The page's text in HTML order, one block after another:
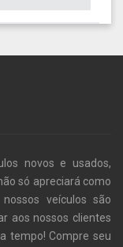
novos e usados,
só apreciará como
veículos são
aos nossos clientes
tempo! Compre seu